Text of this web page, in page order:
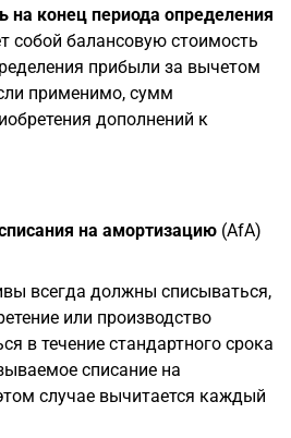
на конец периода определения
собой балансовую стоимость
прибыли за вычетом
применимо, сумм
дополнений к
на амортизацию (AfA)
всегда должны списываться,
или производство
в течение стандартного срока
списание на
случае вычитается каждый